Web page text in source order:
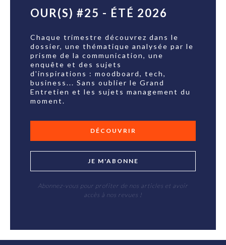
OUR(S) #25 - ÉTÉ 2026
Chaque trimestre découvrez dans le
dossier, une thématique analysée par le
prisme de la communication, une
enquête et des sujets
d'inspirations : moodboard, tech,
business... Sans oublier le Grand
Entretien et les sujets management du
moment.
DÉCOUVRIR
JE M'ABONNE
Abonnez-vous pour profiter de nos articles et avoir
accès à nos revues !